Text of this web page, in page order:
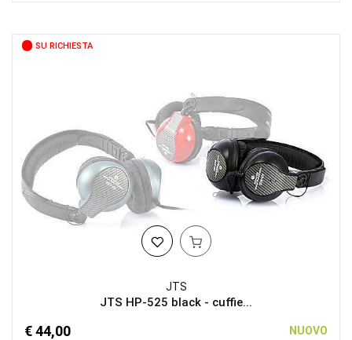
SU RICHIESTA
JTS
JTS HP-525 black - cuffie...
€ 44,00 NUOVO